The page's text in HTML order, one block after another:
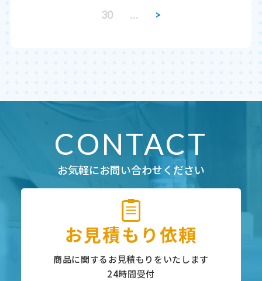
30
… >
CONTACT
お気軽にお問い合わせください
お見積もり依頼
商品に関するお見積もりをいたします
24時間受付